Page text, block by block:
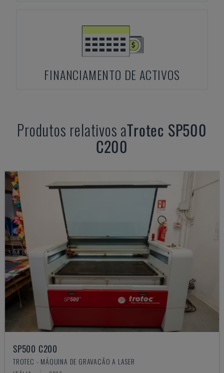
FINANCIAMENTO DE ACTIVOS
Produtos relativos aTrotec SP500
C200
SP500 C200
TROTEC - MÁQUINA DE GRAVAÇÃO A LASER